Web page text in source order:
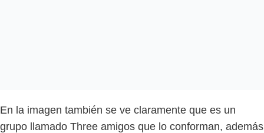
En la imagen también se ve claramente que es un
grupo llamado Three amigos que lo conforman, además